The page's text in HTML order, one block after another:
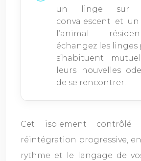
un linge sur
convalescent et
l’animal
échangez les linges
s’habituent
leurs nouvelles
de se rencontrer.
Cet isolement contrôlé
réintégration progressive,
rythme et le langage de